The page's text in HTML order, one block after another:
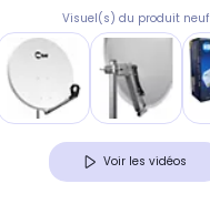
Visuel(s) du produit neuf
Voir les vidéos